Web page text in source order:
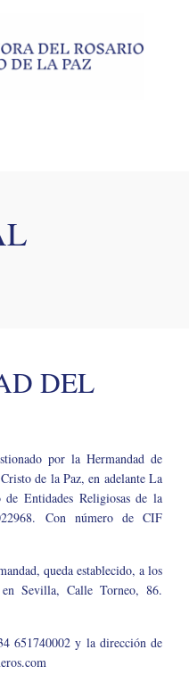
DEL
por la Hermandad de
de la Paz, en adelante La
Entidades Religiosas de la
Con número de CIF
queda establecido, a los
Sevilla, Calle Torneo, 86.
651740002 y la dirección de